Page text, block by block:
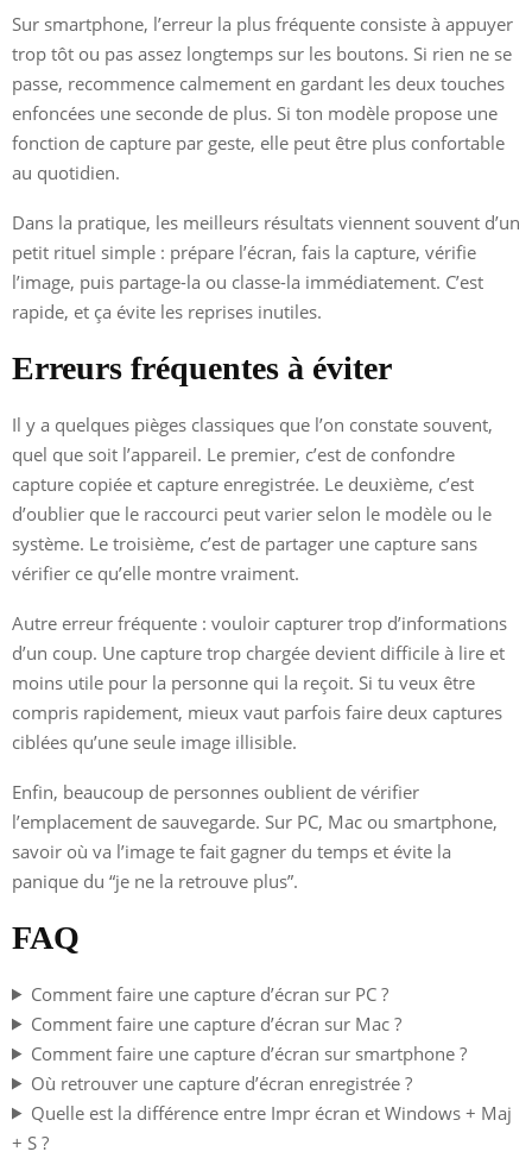
Sur smartphone, l’erreur la plus fréquente consiste à appuyer
trop tôt ou pas assez longtemps sur les boutons. Si rien ne se
passe, recommence calmement en gardant les deux touches
enfoncées une seconde de plus. Si ton modèle propose une
fonction de capture par geste, elle peut être plus confortable
au quotidien.
Dans la pratique, les meilleurs résultats viennent souvent d’un
petit rituel simple : prépare l’écran, fais la capture, vérifie
l’image, puis partage-la ou classe-la immédiatement. C’est
rapide, et ça évite les reprises inutiles.
Erreurs fréquentes à éviter
Il y a quelques pièges classiques que l’on constate souvent,
quel que soit l’appareil. Le premier, c’est de confondre
capture copiée et capture enregistrée. Le deuxième, c’est
d’oublier que le raccourci peut varier selon le modèle ou le
système. Le troisième, c’est de partager une capture sans
vérifier ce qu’elle montre vraiment.
Autre erreur fréquente : vouloir capturer trop d’informations
d’un coup. Une capture trop chargée devient difficile à lire et
moins utile pour la personne qui la reçoit. Si tu veux être
compris rapidement, mieux vaut parfois faire deux captures
ciblées qu’une seule image illisible.
Enfin, beaucoup de personnes oublient de vérifier
l’emplacement de sauvegarde. Sur PC, Mac ou smartphone,
savoir où va l’image te fait gagner du temps et évite la
panique du “je ne la retrouve plus”.
FAQ
Comment faire une capture d’écran sur PC ?
Comment faire une capture d’écran sur Mac ?
Comment faire une capture d’écran sur smartphone ?
Où retrouver une capture d’écran enregistrée ?
Quelle est la différence entre Impr écran et Windows + Maj
+ S ?